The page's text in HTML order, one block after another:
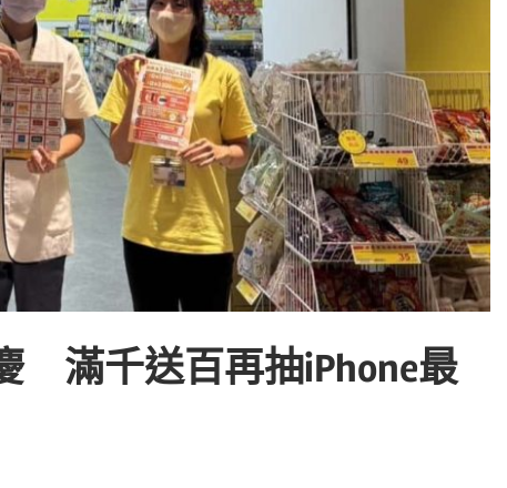
滿千送百再抽iPhone最